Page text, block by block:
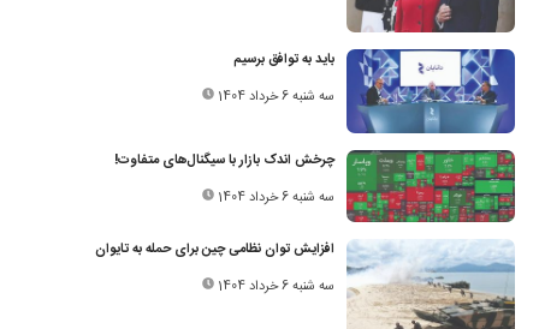
باید به توافق برسیم
سه شنبه 6 خرداد 1404
چرخش اندک بازار با سیگنال‌های متفاوت!
سه شنبه 6 خرداد 1404
افزایش توان نظامی چین برای حمله به تایوان
سه شنبه 6 خرداد 1404